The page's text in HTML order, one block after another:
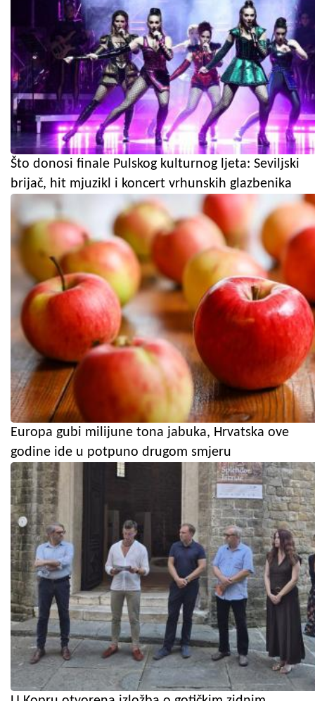
Što donosi finale Pulskog kulturnog ljeta: Seviljski
brijač, hit mjuzikl i koncert vrhunskih glazbenika
Europa gubi milijune tona jabuka, Hrvatska ove
godine ide u potpuno drugom smjeru